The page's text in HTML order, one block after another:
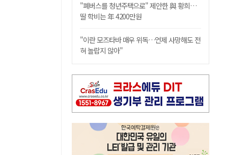
"폐버스를 청년주택으로" 제안한 與 황희…
딸 학비는 年 4200만원
"이란 모즈타바 매우 위독…언제 사망해도 전
혀 놀랍지 않아"